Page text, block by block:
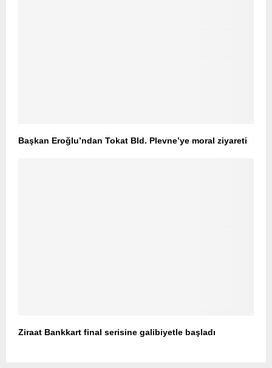
Başkan Eroğlu’ndan Tokat Bld. Plevne’ye moral ziyareti
Ziraat Bankkart final serisine galibiyetle başladı